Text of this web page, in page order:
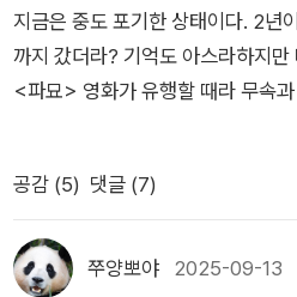
지금은 중도 포기한 상태이다. 2년
까지 갔더라? 기억도 아스라하지
<파묘> 영화가 유행할 때라 무속
작은 아씨들의 변주인 <Hello
서 (작가의 개인사와 관련이 있는
아버지'들'의 영향이 컸다고 했다)
공감 (5) 댓글 (7)
쭈양뽀야 2025-09-13